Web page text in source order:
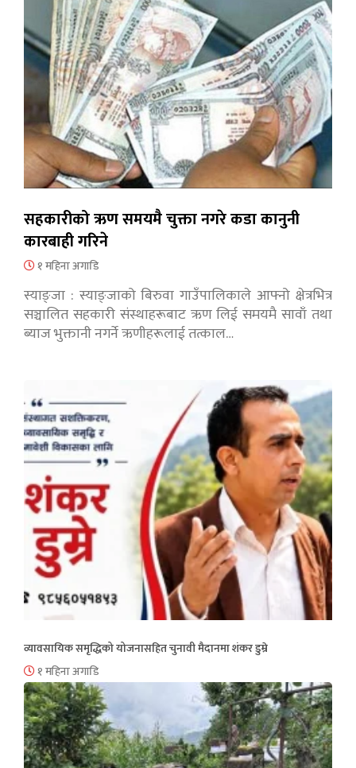
सहकारीको ऋण समयमै चुक्ता नगरे कडा कानुनी
कारबाही गरिने
१ महिना अगाडि
स्याङ्जा : स्याङ्जाको बिरुवा गाउँपालिकाले आफ्नो क्षेत्रभित्र
सञ्चालित सहकारी संस्थाहरूबाट ऋण लिई समयमै सावाँ तथा
ब्याज भुक्तानी नगर्ने ऋणीहरूलाई तत्काल…
व्यावसायिक समृद्धिको योजनासहित चुनावी मैदानमा शंकर डुम्रे
१ महिना अगाडि